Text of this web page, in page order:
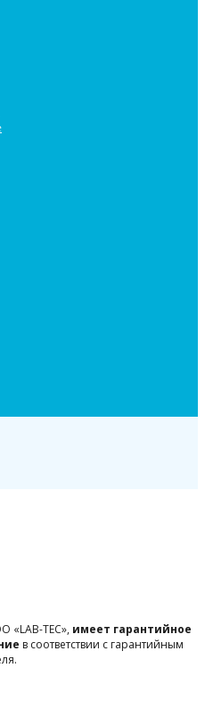
«LAB-TEC», имеет гарантийное
в соответствии с гарантийным